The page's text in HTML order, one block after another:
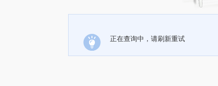
正在查询中，请刷新重试